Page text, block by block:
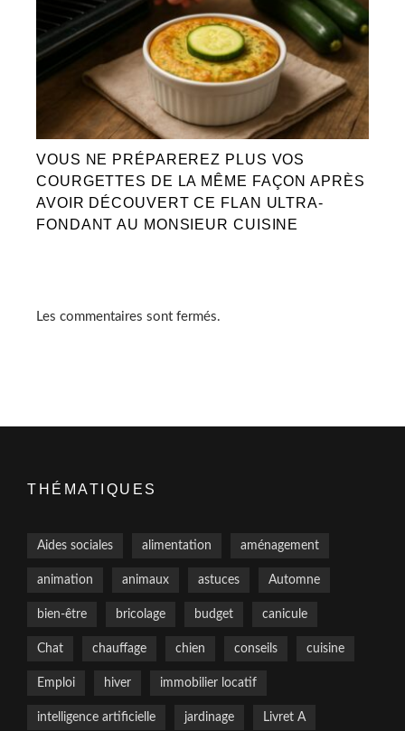
VOUS NE PRÉPAREREZ PLUS VOS
COURGETTES DE LA MÊME FAÇON APRÈS
AVOIR DÉCOUVERT CE FLAN ULTRA-
FONDANT AU MONSIEUR CUISINE
Les commentaires sont fermés.
THÉMATIQUES
Aides sociales alimentation aménagement
animation animaux astuces Automne
bien-être bricolage budget canicule
Chat chauffage chien conseils cuisine
Emploi hiver immobilier locatif
intelligence artificielle jardinage Livret A